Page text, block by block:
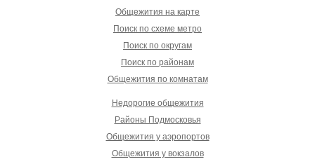
Общежития на карте
Поиск по схеме метро
Поиск по округам
Поиск по районам
Общежития по комнатам
Недорогие общежития
Районы Подмосковья
Общежития у аэропортов
Общежития у вокзалов